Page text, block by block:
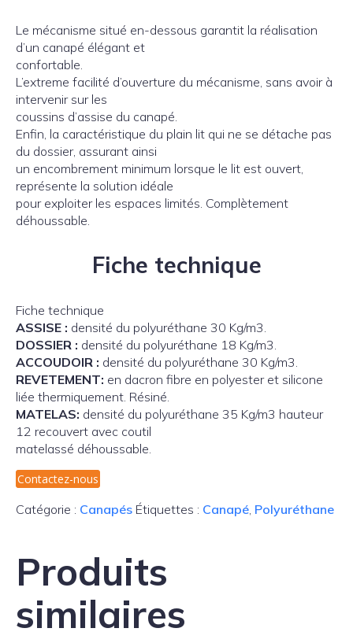
Le mécanisme situé en-dessous garantit la réalisation
d’un canapé élégant et
confortable.
L’extreme facilité d’ouverture du mécanisme, sans avoir à
intervenir sur les
coussins d’assise du canapé.
Enfin, la caractéristique du plain lit qui ne se détache pas
du dossier, assurant ainsi
un encombrement minimum lorsque le lit est ouvert,
représente la solution idéale
pour exploiter les espaces limités. Complètement
déhoussable.
Fiche technique
Fiche technique
ASSISE : densité du polyuréthane 30 Kg/m3.
DOSSIER : densité du polyuréthane 18 Kg/m3.
ACCOUDOIR : densité du polyuréthane 30 Kg/m3.
REVETEMENT: en dacron fibre en polyester et silicone
liée thermiquement. Résiné.
MATELAS: densité du polyuréthane 35 Kg/m3 hauteur
12 recouvert avec coutil
matelassé déhoussable.
Contactez-nous
Catégorie : Canapés Étiquettes : Canapé, Polyuréthane
Produits
similaires